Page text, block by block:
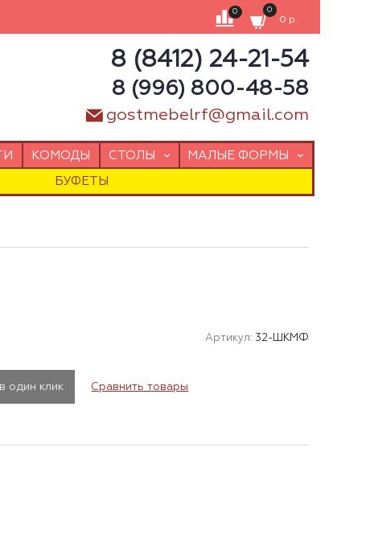
0 0
0 р.
8 (8412) 24-21-54
8 (996) 800-48-58
gostmebelrf@gmail.com
КОМОДЫ СТОЛЫ МАЛЫЕ ФОРМЫ
БУФЕТЫ
Артикул: 32-ШКМФ
один клик Сравнить товары